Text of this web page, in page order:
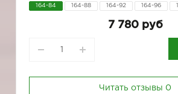
164-84 164-88 164-92 164-96
7 780 руб
Читать отзывы 0